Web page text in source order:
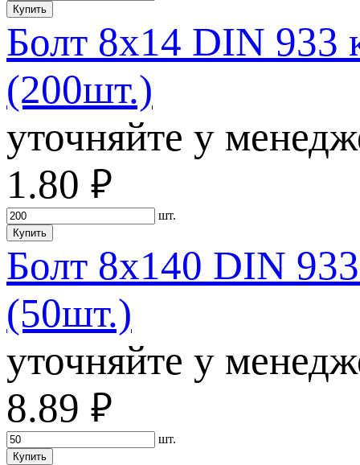
Купить
Болт 8х14 DIN 933
(200шт.)
уточняйте у
1.80 руб.
шт.
Купить
Болт 8х140 DIN
(50шт.)
уточняйте у
8.89 руб.
шт.
Купить